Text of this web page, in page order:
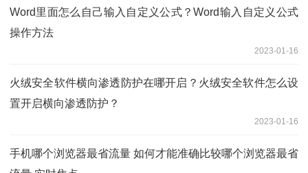
Word里面怎么自己输入自定义公式？Word输入自定义公式
操作方法
2023-01-16
火绒安全软件横向渗透防护在哪开启？火绒安全软件怎么设
置开启横向渗透防护？
2023-01-16
手机哪个浏览器最省流量 如何才能准确比较哪个浏览器最省